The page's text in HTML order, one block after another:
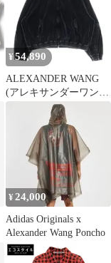
¥ 54,890
ALEXANDER WANG
(アレキサンダーワン)
EMBOSSED LOGO
TRACK JACKET エン
ボスロゴ ベロア ジップ
アップ トラックジャケ
ット ブルゾン ダークグ
レー UCC4242030
¥24,000
Adidas Originals x
Alexander Wang Poncho